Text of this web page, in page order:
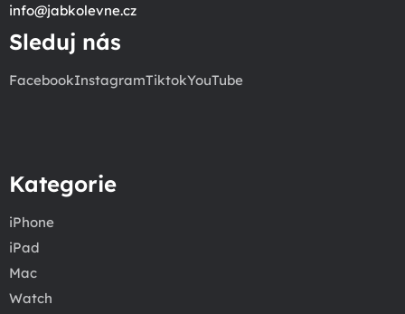
info@jabkolevne.cz
Sleduj nás
FacebookInstagramTiktokYouTube
Kategorie
iPhone
iPad
Mac
Watch